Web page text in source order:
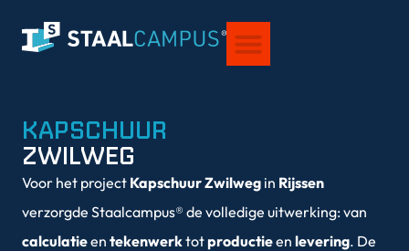
KAPSCHUUR
ZWILWEG
Voor het project Kapschuur Zwilweg in Rijssen
verzorgde Staalcampus® de volledige uitwerking: van
calculatieen tekenwerktotproductieen levering. De